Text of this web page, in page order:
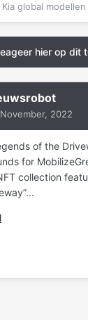
Kia global modellen
hier op dit
2022
of the
for
collection